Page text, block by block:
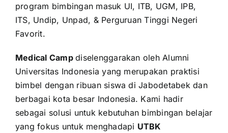
program bimbingan masuk UI, ITB, UGM, IPB,
ITS, Undip, Unpad, & Perguruan Tinggi Negeri
Favorit.
Medical Campdiselenggarakan oleh Alumni
Universitas Indonesia yang merupakan praktisi
bimbel dengan ribuan siswa di Jabodetabek dan
berbagai kota besar Indonesia. Kami hadir
sebagai solusi untuk kebutuhan bimbingan belajar
yang fokus untuk menghadapi UTBK